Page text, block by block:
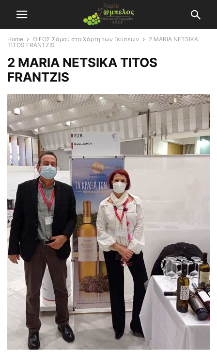
Home Ο ΕΟΣ Σάμου στο Χάρτη των Γεύσεων
2 MARIA NETSIKA
TITOS FRANTZIS
2 MARIA NETSIKA TITOS
FRANTZIS